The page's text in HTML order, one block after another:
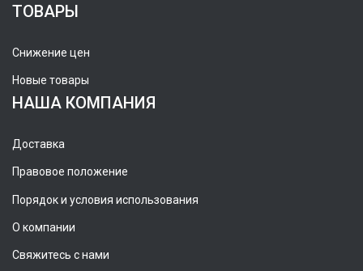
ТОВАРЫ
Снижение цен
Новые товары
НАША КОМПАНИЯ
Доставка
Правовое положение
Порядок и условия использования
О компании
Свяжитесь с нами